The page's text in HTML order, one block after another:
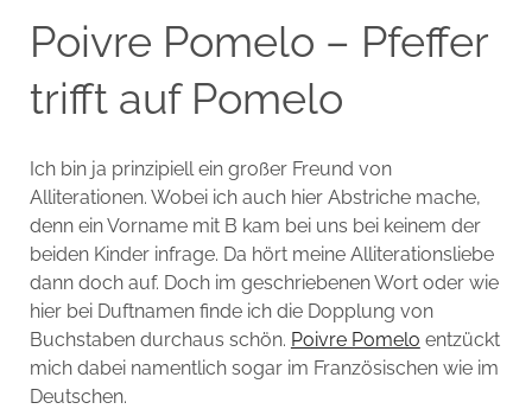
Poivre Pomelo – Pfeffer
trifft auf Pomelo
Ich bin ja prinzipiell ein großer Freund von
Alliterationen. Wobei ich auch hier Abstriche mache,
denn ein Vorname mit B kam bei uns bei keinem der
beiden Kinder infrage. Da hört meine Alliterationsliebe
dann doch auf. Doch im geschriebenen Wort oder wie
hier bei Duftnamen finde ich die Dopplung von
Buchstaben durchaus schön. Poivre Pomelo entzückt
mich dabei namentlich sogar im Französischen wie im
Deutschen.